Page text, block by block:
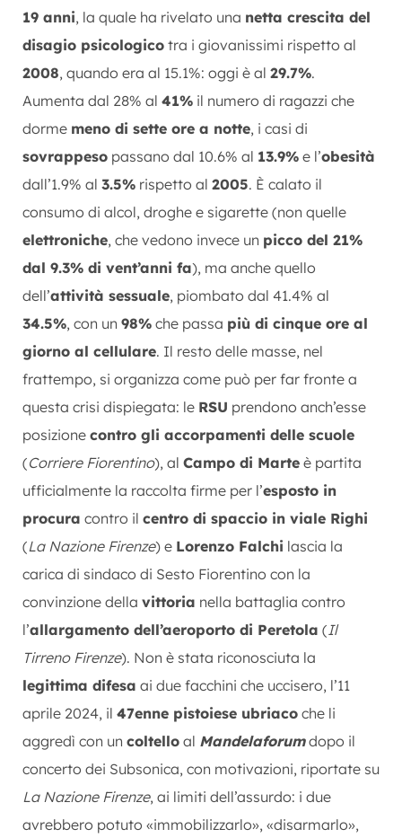
19 anni, la quale ha rivelato una netta crescita del
disagio psicologico tra i giovanissimi rispetto al
2008, quando era al 15.1%: oggi è al 29.7%.
Aumenta dal 28% al 41% il numero di ragazzi che
dorme meno di sette ore a notte, i casi di
sovrappeso passano dal 10.6% al 13.9% e l’obesità
dall’1.9% al 3.5% rispetto al 2005. È calato il
consumo di alcol, droghe e sigarette (non quelle
elettroniche, che vedono invece un picco del 21%
dal 9.3% di vent’anni fa), ma anche quello
dell’attività sessuale, piombato dal 41.4% al
34.5%, con un 98% che passa più di cinque ore al
giorno al cellulare. Il resto delle masse, nel
frattempo, si organizza come può per far fronte a
questa crisi dispiegata: le RSU prendono anch’esse
posizione contro gli accorpamenti delle scuole
(Corriere Fiorentino), al Campo di Marte è partita
ufficialmente la raccolta firme per l’esposto in
procura contro il centro di spaccio in viale Righi
(La Nazione Firenze) e Lorenzo Falchi lascia la
carica di sindaco di Sesto Fiorentino con la
convinzione della vittoria nella battaglia contro
l’allargamento dell’aeroporto di Peretola (Il
Tirreno Firenze). Non è stata riconosciuta la
legittima difesa ai due facchini che uccisero, l’11
aprile 2024, il 47enne pistoiese ubriaco che li
aggredì con un coltello al Mandelaforum dopo il
concerto dei Subsonica, con motivazioni, riportate su
La Nazione Firenze, ai limiti dell’assurdo: i due
avrebbero potuto «immobilizzarlo», «disarmarlo»,